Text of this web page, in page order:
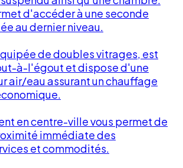
d'accéder à une seconde
au dernier niveau.
de doubles vitrages, est
à-l'égout et dispose d'une
air/eau assurant un chauffage
en centre-ville vous permet de
immédiate des
et commodités.